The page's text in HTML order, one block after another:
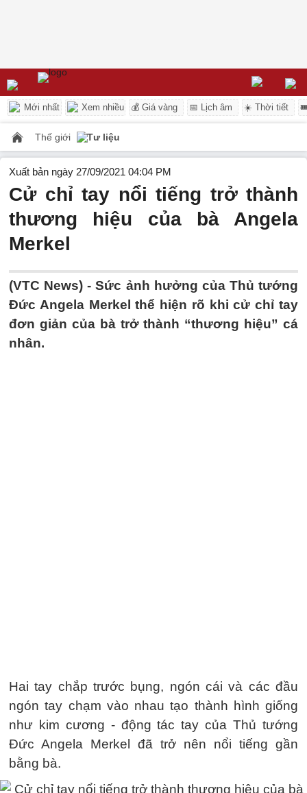
Mới nhất Xem nhiều 💰 Giá vàng 📅 Lịch âm ☀️ Thời tiết
Thế giới Tư liệu
Xuất bản ngày 27/09/2021 04:04 PM
Cử chỉ tay nổi tiếng trở thành
thương hiệu của bà Angela
Merkel
(VTC News) -Sức ảnh hưởng của Thủ tướng
Đức Angela Merkel thể hiện rõ khi cử chỉ tay
đơn giản của bà trở thành “thương hiệu” cá
nhân.
Hai tay chắp trước bụng, ngón cái và các đầu
ngón tay chạm vào nhau tạo thành hình giống
như kim cương - động tác tay của Thủ tướng
Đức Angela Merkel đã trở nên nổi tiếng gần
bằng bà.